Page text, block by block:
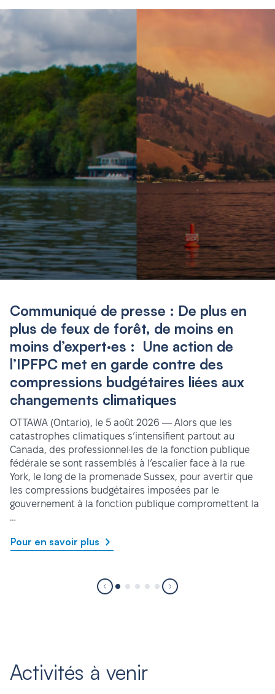
Communiqué de presse : De plus en
plus de feux de forêt, de moins en
moins d’expert·es : Une action de
l’IPFPC met en garde contre des
compressions budgétaires liées aux
changements climatiques
OTTAWA (Ontario), le 5 août 2026 — Alors que les
catastrophes climatiques s’intensifient partout au
Canada, des professionnel·les de la fonction publique
fédérale se sont rassemblés à l’escalier face à la rue
York, le long de la promenade Sussex, pour avertir que
les compressions budgétaires imposées par le
gouvernement à la fonction publique compromettent la
…
Pour en savoir plus
Activités à venir